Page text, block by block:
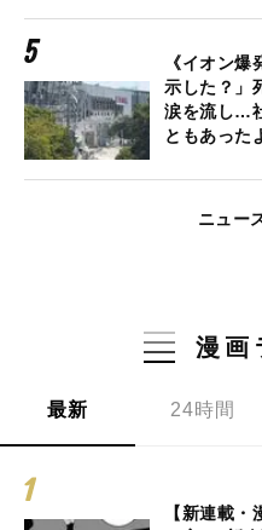
《イオン
示した？」
涙を流し…
ともあった
ニュー
漫画
最新 24時間
【新連載